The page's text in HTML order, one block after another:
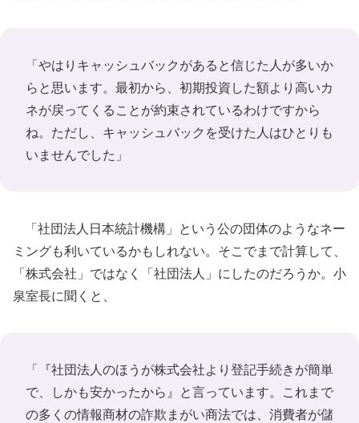
「やはりキャッシュバックがあると信じた人が多いか
らと思います。最初から、初期投資した額より高いカ
ネが戻ってくることが約束されているわけですから
ね。ただし、キャッシュバックを受けた人はひとりも
いませんでした」
「社団法人日本統計機構」という公の団体のようなネー
ミングも利いているかもしれない。そこでまで計算して、
「株式会社」ではなく「社団法人」にしたのだろうか。小
泉室長に聞くと、
「『社団法人のほうが株式会社より登記手続きが簡単
で、しかも安かったから』と言っています。これまで
の多くの情報商材の詐欺まがい商法では、消費者が儲